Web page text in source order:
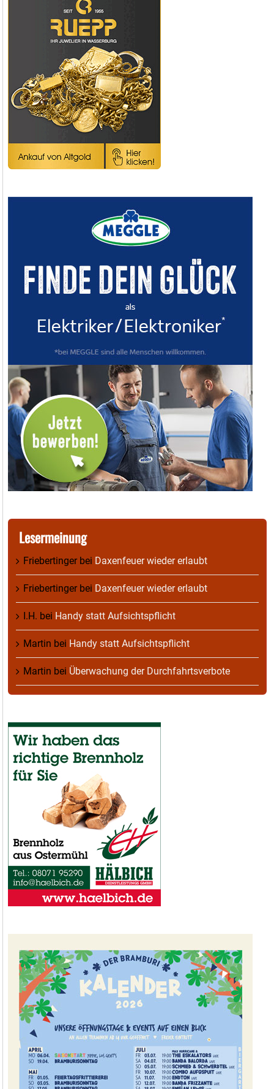
Lesermeinung
Friebertingerbei Daxenfeuer wieder erlaubt
Friebertingerbei Daxenfeuer wieder erlaubt
I.H. bei Handy statt Aufsichtspflicht
Martin bei Handy statt Aufsichtspflicht
Martin bei Überwachung der Durchfahrtsverbote